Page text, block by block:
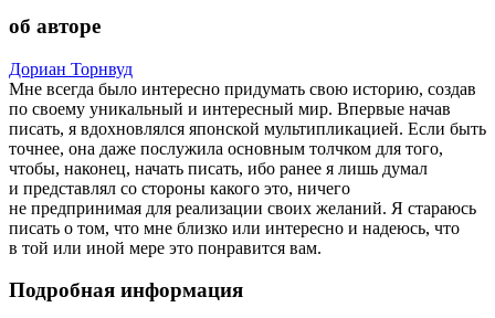
об авторе
Дориан Торнвуд
Мне всегда было интересно придумать свою историю, создав
по своему уникальный и интересный мир. Впервые начав
писать, я вдохновлялся японской мультипликацией. Если быть
точнее, она даже послужила основным толчком для того,
чтобы, наконец, начать писать, ибо ранее я лишь думал
и представлял со стороны какого это, ничего
не предпринимая для реализации своих желаний. Я стараюсь
писать о том, что мне близко или интересно и надеюсь, что
в той или иной мере это понравится вам.
Подробная информация